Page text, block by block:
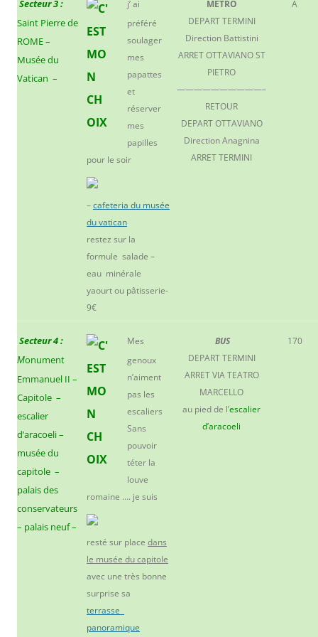
Secteur 3 :
Saint Pierre de
ROME –
Musée du
Vatican –
j’ ai
préféré
soulager
mes
papattes
et
réserver
mes
papilles
pour le soir
–cafeteria du musée
du vatican
restez sur la
formule salade –
eau minérale
yaourt ou pâtisserie-
9€
METRO
DEPART TERMINI
Direction Battistini
ARRET OTTAVIANO ST
PIETRO
——————————–
RETOUR
DEPART OTTAVIANO
Direction Anagnina
ARRET TERMINI
A
Secteur 4 :
Monument
Emmanuel II –
Capitole –
escalier
d’aracoeli –
musée du
capitole –
palais des
conservateurs
– palais neuf –
Mes
genoux
n’aiment
pas les
escaliers
Sans
pouvoir
téter la
louve
romaine …. je suis
resté sur place dans
le musée du capitole
avec une très bonne
surprise sa
terrasse
panoramique
BUS
DEPART TERMINI
ARRET VIA TEATRO
MARCELLO
au pied de l’escalier
d’aracoeli
170